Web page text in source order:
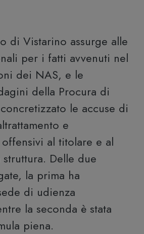
di Vistarino assurge alle
per i fatti avvenuti nel
dei NAS, e le
della Procura di
le accuse di
e
al titolare e al
Delle due
la prima ha
di udienza
la seconda è stata
piena.